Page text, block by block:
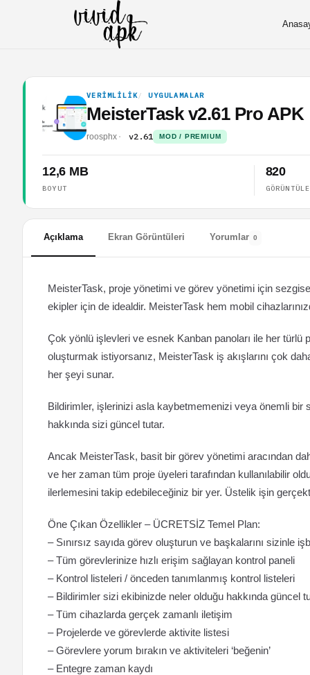
VERIMLILIK UYGULAMALAR
MeisterTask v2.61 Pro APK
roosphx v2.61 MOD / PREMIUM
12,6 MB
BOYUT
820
Açıklama Ekran Görüntüleri Yorumlar 0
MeisterTask, proje yönetimi ve görev yönetimi için
ekipler için de idealdir. MeisterTask hem mobil
Çok yönlü işlevleri ve esnek Kanban panoları ile her
oluşturmak istiyorsanız, MeisterTask iş akışlarını çok
her şeyi sunar.
Bildirimler, işlerinizi asla kaybetmemenizi veya önemli bir
hakkında sizi güncel tutar.
Ancak MeisterTask, basit bir görev yönetimi aracından
ve her zaman tüm proje üyeleri tarafından kullanılabilir
ilerlemesini takip edebileceğiniz bir yer. Üstelik işin
Öne Çıkan Özellikler – ÜCRETSİZ Temel Plan:
– Sınırsız sayıda görev oluşturun ve başkalarını sizinle
– Tüm görevlerinize hızlı erişim sağlayan kontrol paneli
– Kontrol listeleri / önceden tanımlanmış kontrol listeleri
– Bildirimler sizi ekibinizde neler olduğu hakkında güncel
– Tüm cihazlarda gerçek zamanlı iletişim
– Projelerde ve görevlerde aktivite listesi
– Görevlere yorum bırakın ve aktiviteleri ‘beğenin’
– Entegre zaman kaydı